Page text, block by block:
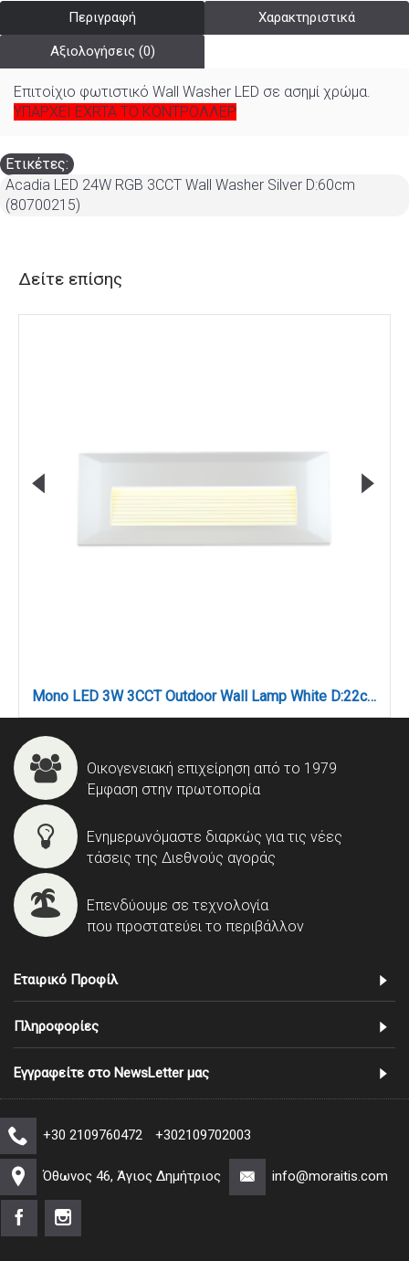
Περιγραφή Χαρακτηριστικά
Αξιολογήσεις (0)
Επιτοίχιο φωτιστικό Wall Washer LED σε ασημί χρώμα.
ΥΠΑΡΧΕΙ EXRTA ΤΟ ΚΟΝΤΡΟΛΛΕΡ
Ετικέτες:
Acadia LED 24W RGB 3CCT Wall Washer Silver D:60cm
(80700215)
Δείτε επίσης
Mono LED 3W 3CCT Outdoor Wall Lamp White D:22cmx2.8cm (80201720)
Οικογενειακή επιχείρηση από το 1979
Έμφαση στην πρωτοπορία
Ενημερωνόμαστε διαρκώς για τις νέες
τάσεις της Διεθνούς αγοράς
Επενδύουμε σε τεχνολογία
που προστατεύει το περιβάλλον
Εταιρικό Προφίλ
Πληροφορίες
Εγγραφείτε στο NewsLetter μας
+30 2109760472 +302109702003
Όθωνος 46, Άγιος Δημήτριος info@moraitis.com